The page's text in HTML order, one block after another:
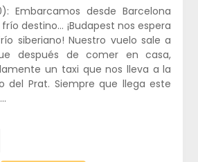
Embarcamos desde Barcelona
destino… ¡Budapest nos espera
siberiano! Nuestro vuelo sale a
después de comer en casa,
un taxi que nos lleva a la
del Prat. Siempre que llega este